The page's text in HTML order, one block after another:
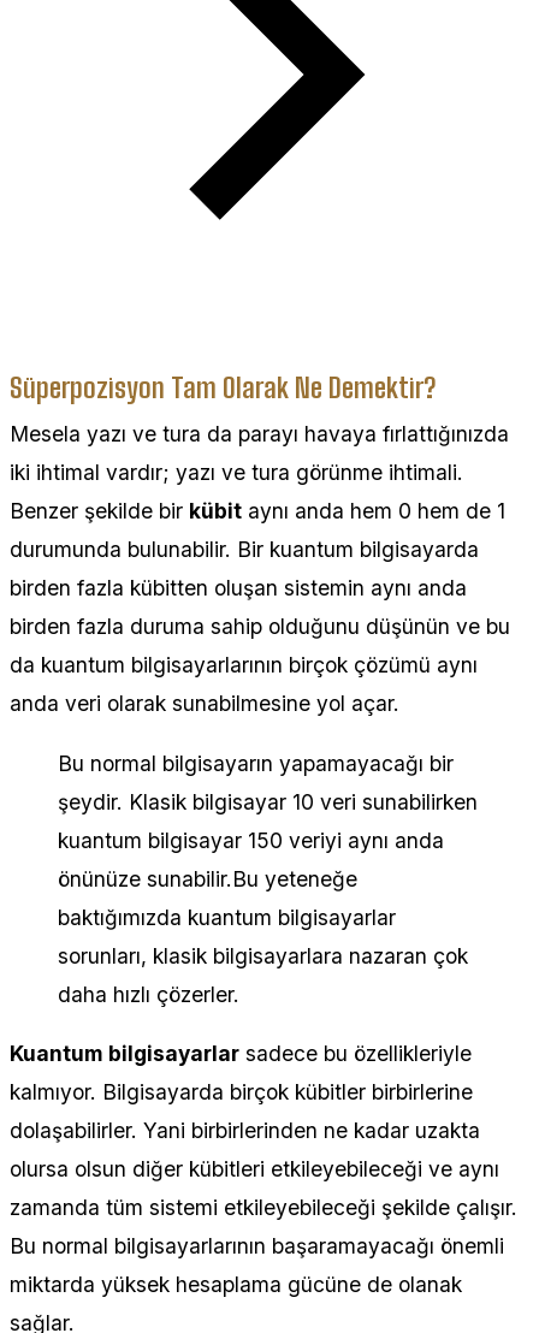
Süperpozisyon Tam Olarak Ne Demektir?
Mesela yazı ve tura da parayı havaya fırlattığınızda
iki ihtimal vardır; yazı ve tura görünme ihtimali.
Benzer şekilde bir kübit aynı anda hem 0 hem de 1
durumunda bulunabilir. Bir kuantum bilgisayarda
birden fazla kübitten oluşan sistemin aynı anda
birden fazla duruma sahip olduğunu düşünün ve bu
da kuantum bilgisayarlarının birçok çözümü aynı
anda veri olarak sunabilmesine yol açar.
Bu normal bilgisayarın yapamayacağı bir
şeydir. Klasik bilgisayar 10 veri sunabilirken
kuantum bilgisayar 150 veriyi aynı anda
önünüze sunabilir.Bu yeteneğe
baktığımızda kuantum bilgisayarlar
sorunları, klasik bilgisayarlara nazaran çok
daha hızlı çözerler.
Kuantum bilgisayarlar sadece bu özellikleriyle
kalmıyor. Bilgisayarda birçok kübitler birbirlerine
dolaşabilirler. Yani birbirlerinden ne kadar uzakta
olursa olsun diğer kübitleri etkileyebileceği ve aynı
zamanda tüm sistemi etkileyebileceği şekilde çalışır.
Bu normal bilgisayarlarının başaramayacağı önemli
miktarda yüksek hesaplama gücüne de olanak
sağlar.